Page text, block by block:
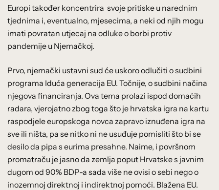
Europi također koncentrira svoje pritiske u narednim
tjednima i, eventualno, mjesecima, a neki od njih mogu
imati povratan utjecaj na odluke o borbi protiv
pandemije u Njemačkoj.
Prvo, njemački ustavni sud će uskoro odlučiti o sudbini
programa Iduća generacija EU. Točnije, o sudbini načina
njegova financiranja. Ova tema prolazi ispod domaćih
radara, vjerojatno zbog toga što je hrvatska igra na kartu
raspodjele europskoga novca zapravo iznuđena igra na
sve ili ništa, pa se nitko ni ne usuđuje pomisliti što bi se
desilo da pipa s eurima presahne. Naime, i površnom
promatraču je jasno da zemlja poput Hrvatske s javnim
dugom od 90% BDP-a sada više ne ovisi o sebi nego o
inozemnoj direktnoj i indirektnoj pomoći. Blažena EU.